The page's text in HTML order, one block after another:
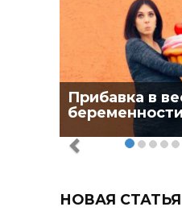
Прибавка в
НОВАЯ